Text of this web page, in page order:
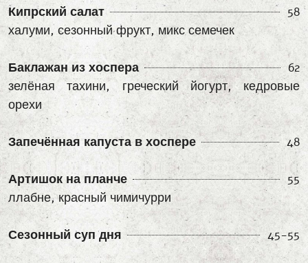
Кипрский салат
58
халуми, сезонный фрукт, микс семечек
Баклажан из хоспера
62
зелёная тахини, греческий йогурт, кедровые
орехи
Запечённая капуста в хоспере 48
Артишок на планче
55
ллабне, красный чимичурри
Сезонный суп дня 45-55